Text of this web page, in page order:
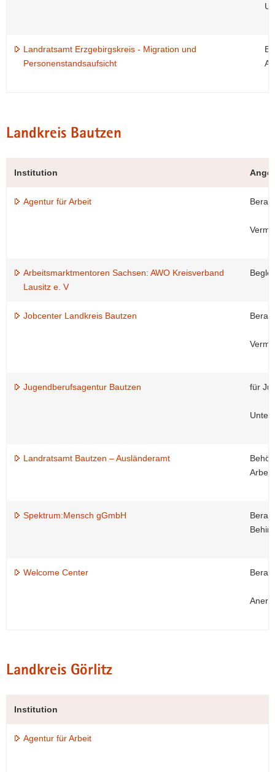
Landratsamt Erzgebirgskreis - Migration und
Personenstandsaufsicht
Landkreis Bautzen
Institution
Agentur für Arbeit
Arbeitsmarktmentoren Sachsen: AWO Kreisverband
Lausitz e. V
Jobcenter Landkreis Bautzen
Jugendberufsagentur Bautzen für
Landratsamt Bautzen – Ausländeramt
Spektrum:Mensch gGmbH
Welcome Center
Landkreis Görlitz
Institution
Agentur für Arbeit